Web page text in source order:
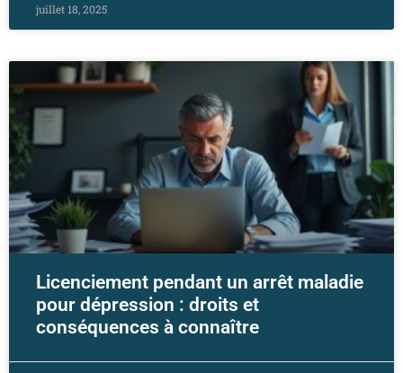
juillet 18, 2025
Licenciement pendant un arrêt maladie
pour dépression : droits et
conséquences à connaître